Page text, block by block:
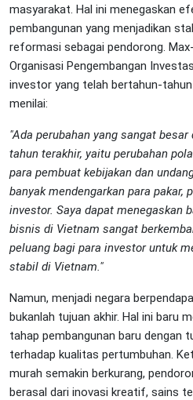
masyarakat. Hal ini menegaskan
pembangunan yang menjadikan
reformasi sebagai pendorong.
Organisasi Pengembangan
investor yang telah bertahun-
menilai:
"Ada perubahan yang sangat
tahun terakhir, yaitu perubahan
para pembuat kebijakan dan
banyak mendengarkan para pakar,
investor. Saya dapat menegaskan
bisnis di Vietnam sangat
peluang bagi para investor untuk
stabil di Vietnam."
Namun, menjadi negara
bukanlah tujuan akhir. Hal ini baru
tahap pembangunan baru dengan
terhadap kualitas pertumbuhan.
murah semakin berkurang,
berasal dari inovasi kreatif, sains